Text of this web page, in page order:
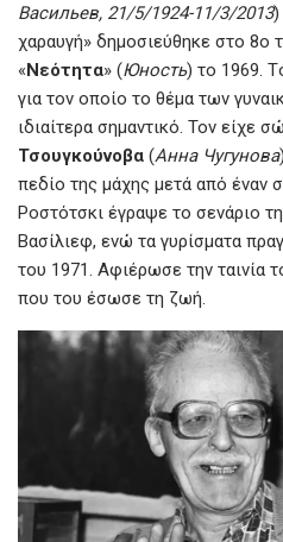
Васильев, 21/5/1924-11/3/2013)
χαραυγή» δημοσιεύθηκε στο 8ο
«Νεότητα» (Юность) το 1969.
για τον οποίο το θέμα των
ιδιαίτερα σημαντικό. Τον είχε
Τσουγκούνοβα (Анна Чугунова
πεδίο της μάχης μετά από έναν
Ροστότσκι έγραψε το σενάριο
Βασίλιεφ, ενώ τα γυρίσματα
του 1971. Αφιέρωσε την ταινία
που του έσωσε τη ζωή.